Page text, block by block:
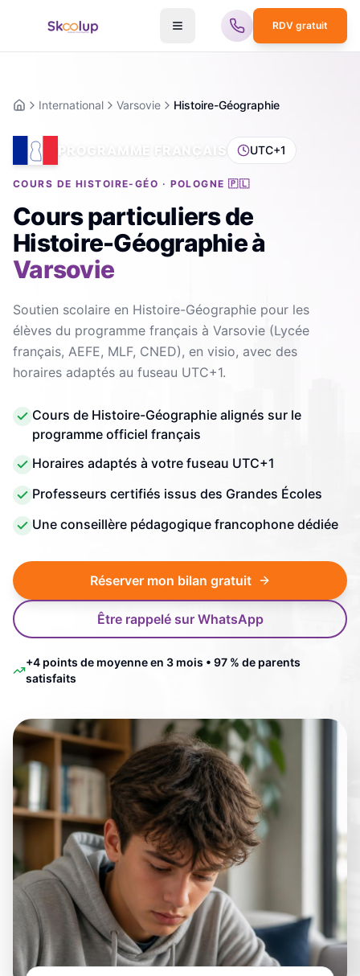
RDV gratuit
AccueilInternational Varsovie Histoire-Géographie
PROGRAMME FRANÇAIS UTC+1
COURS DE HISTOIRE-GÉO · POLOGNE 🇵🇱
Cours particuliers de
Histoire-Géographieà
Varsovie
Soutien scolaire en Histoire-Géographie pour les
élèves du programme français à Varsovie (Lycée
français, AEFE, MLF, CNED), en visio, avec des
horaires adaptés au fuseau UTC+1.
Cours de Histoire-Géographie alignés sur le
programme officiel français
Horaires adaptés à votre fuseau UTC+1
Professeurs certifiés issus des Grandes Écoles
Une conseillère pédagogique francophone dédiée
Réserver mon bilan gratuit
Être rappelé sur WhatsApp
+4 points de moyenne en 3 mois • 97 % de parents
satisfaits